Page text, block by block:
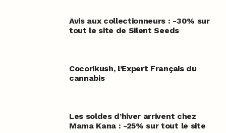
Avis aux collectionneurs : -30% sur
tout le site de Silent Seeds
Cocorikush, l’Expert Français du
cannabis
Les soldes d’hiver arrivent chez
Mama Kana : -25% sur tout le site